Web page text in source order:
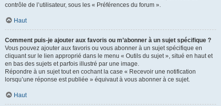
contrôle de l’utilisateur, sous les « Préférences du forum ».
Haut
Comment puis-je ajouter aux favoris ou m’abonner à un sujet spécifique ?
Vous pouvez ajouter aux favoris ou vous abonner à un sujet spécifique en
cliquant sur le lien approprié dans le menu « Outils du sujet », situé en haut et
en bas des sujets et parfois illustré par une image.
Répondre à un sujet tout en cochant la case « Recevoir une notification
lorsqu’une réponse est publiée » équivaut à vous abonner à ce sujet.
Haut